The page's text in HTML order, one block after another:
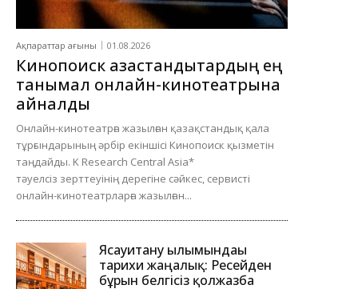
Ақпараттар ағыны 01.08.2026
Кинопоиск қазақстандықтардың ең
танымал онлайн-кинотеатрына
айналды
Онлайн-кинотеатрға жазылған қазақстандық қала
тұрғындарының әрбір екіншісі Кинопоиск қызметін
таңдайды. K Research Central Asia*
тәуелсіз зерттеуінің дерегіне сәйкес, сервисті
онлайн-кинотеатрларға жазылған...
Ясауитану ғылымындағы
тарихи жаңалық: Ресейден
бұрын белгісіз қолжазба